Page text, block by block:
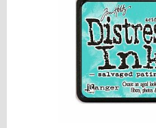
Instagram
Facebook